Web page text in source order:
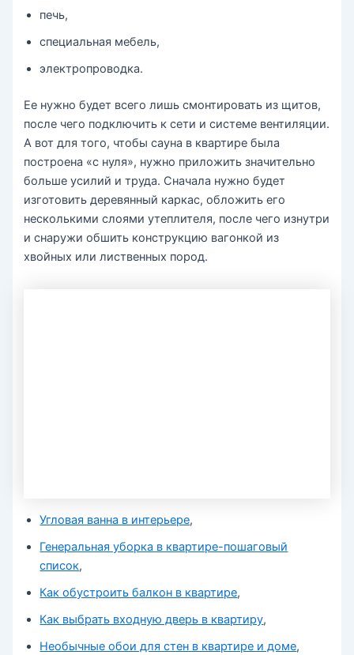
печь,
специальная мебель,
электропроводка.
Ее нужно будет всего лишь смонтировать из щитов,
после чего подключить к сети и системе вентиляции.
А вот для того, чтобы сауна в квартире была
построена «с нуля», нужно приложить значительно
больше усилий и труда. Сначала нужно будет
изготовить деревянный каркас, обложить его
несколькими слоями утеплителя, после чего изнутри
и снаружи обшить конструкцию вагонкой из
хвойных или лиственных пород.
Угловая ванна в интерьере,
Генеральная уборка в квартире-пошаговый
список,
Как обустроить балкон в квартире,
Как выбрать входную дверь в квартиру,
Необычные обои для стен в квартире и доме,